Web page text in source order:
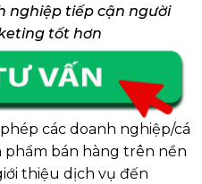
nghiệp tiếp cận người
tốt hơn
các doanh nghiệp/cá
phẩm bán hàng trên nền
thiệu dịch vụ đến